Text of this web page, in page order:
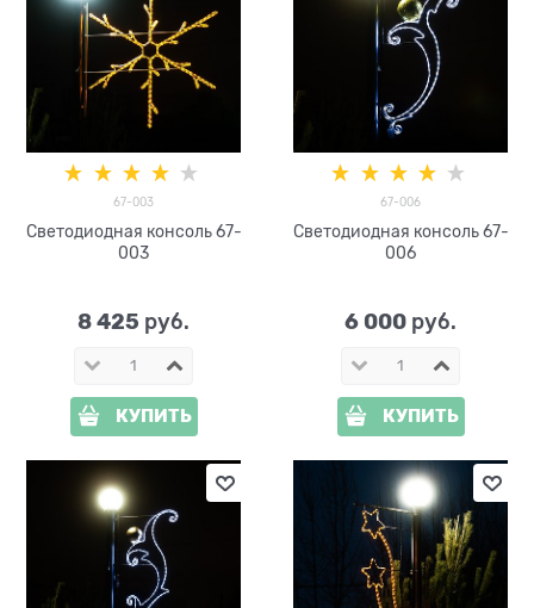
67-003
Светодиодная консоль 67-
003
8 425 руб.
КУПИТЬ
67-006
Светодиодная консоль 67-
006
6 000 руб.
КУПИТЬ